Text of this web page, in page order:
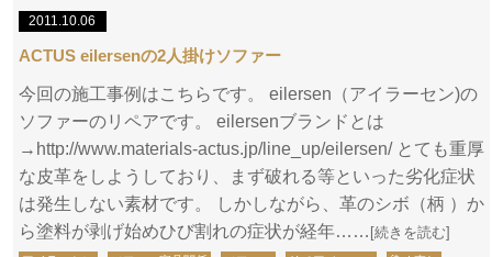
2011.10.06
ACTUS eilersenの2人掛けソファー
今回の施工事例はこちらです。 eilersen（アイラーセン)の
ソファーのリペアです。 eilersenブランドとは
→http://www.materials-actus.jp/line_up/eilersen/ とても重厚
な皮革をしようしており、まず破れる等といった劣化症状
は発生しない素材です。 しかしながら、革のシボ（柄 ）か
ら塗料が剥げ始めひび割れの症状が経年…… [続きを読む]